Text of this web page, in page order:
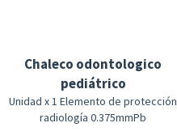
Chaleco odontologico
pediátrico
Unidad x 1 Elemento de protección
radiología 0.375mmPb